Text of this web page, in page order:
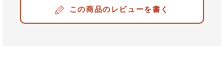
レビューを書く